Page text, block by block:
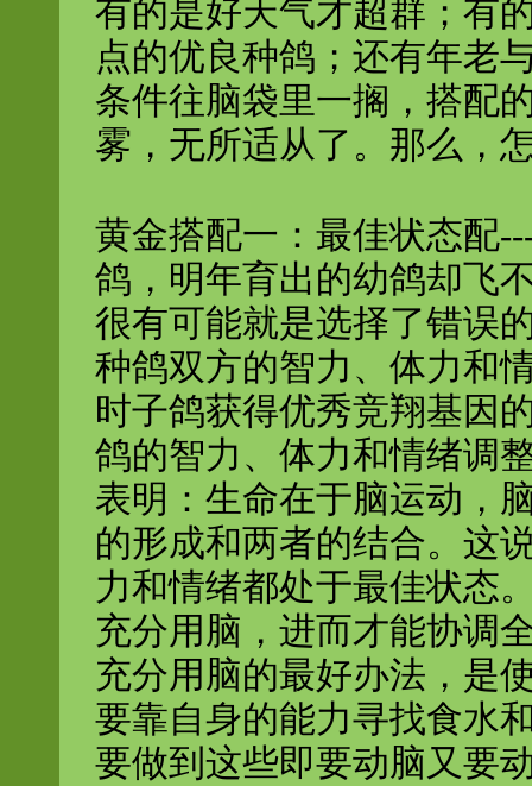
有的是好天气才超群；有
点的优良种鸽；还有年老
条件往脑袋里一搁，搭配
雾，无所适从了。那么，
黄金搭配一：最佳状态配
鸽，明年育出的幼鸽却飞
很有可能就是选择了错误
种鸽双方的智力、体力和
时子鸽获得优秀竞翔基因
鸽的智力、体力和情绪调
表明：生命在于脑运动，
的形成和两者的结合。这
力和情绪都处于最佳状态
充分用脑，进而才能协调
充分用脑的最好办法，是
要靠自身的能力寻找食水
要做到这些即要动脑又要